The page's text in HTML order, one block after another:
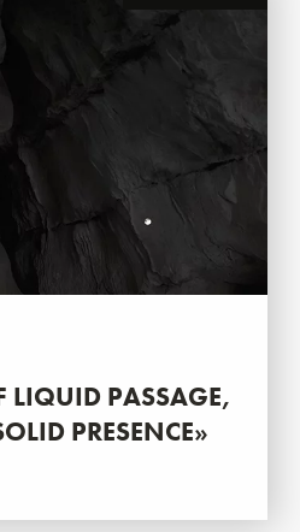
LIQUID PASSAGE,
PRESENCE»